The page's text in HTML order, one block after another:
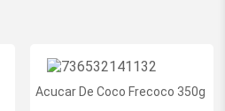
Acucar De Coco Frecoco 350g